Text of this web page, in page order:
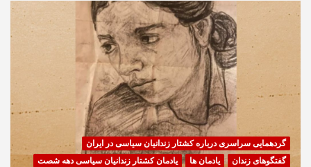
گردهمایی سراسری درباره کشتار زندانیان سیاسی در ایران
گفتگوهای زندان
یادمان ها یادمان کشتار زندانیان سیاسی دهه شصت